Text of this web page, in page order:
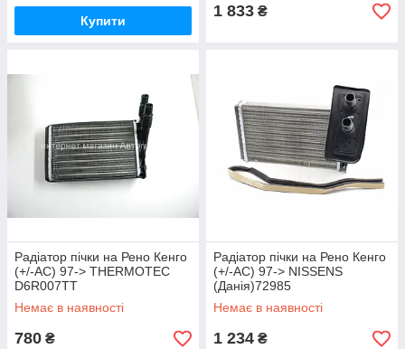
Купити
1 833 ₴
Радіатор пічки на Рено Кенго
(+/-AC) 97-> THERMOTEC
D6R007TT
Немає в наявності
780 ₴
Радіатор пічки на Рено Кенго
(+/-AC) 97-> NISSENS
(Данія)72985
Немає в наявності
1 234 ₴